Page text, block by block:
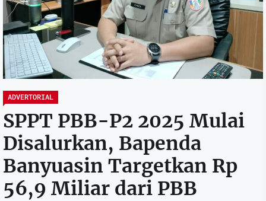
ADVERTORIAL
SPPT PBB-P2 2025 Mulai
Disalurkan, Bapenda
Banyuasin Targetkan Rp
56,9 Miliar dari PBB